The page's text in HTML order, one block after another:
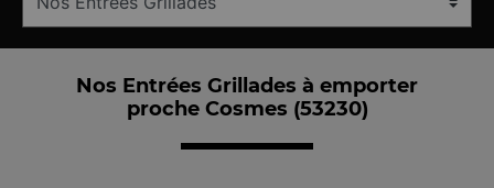
Nos Entrées Grillades à emporter
proche Cosmes (53230)